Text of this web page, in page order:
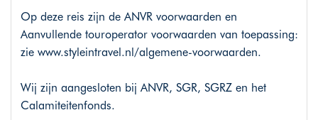
Op deze reis zijn de ANVR voorwaarden en
Aanvullende touroperator voorwaarden van toepassing:
zie www.styleintravel.nl/algemene-voorwaarden.
Wij zijn aangesloten bij ANVR, SGR, SGRZ en het
Calamiteitenfonds.